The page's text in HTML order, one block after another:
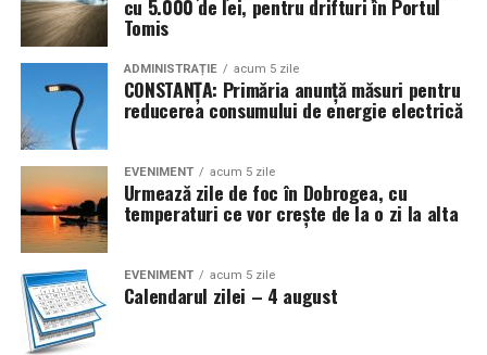
cu 5.000 de lei, pentru drifturi în Portul
Tomis
ADMINISTRAȚIE acum 5 zile
CONSTANȚA: Primăria anunță măsuri pentru
reducerea consumului de energie electrică
EVENIMENT acum 5 zile
Urmează zile de foc în Dobrogea, cu
temperaturi ce vor crește de la o zi la alta
EVENIMENT acum 5 zile
Calendarul zilei – 4 august